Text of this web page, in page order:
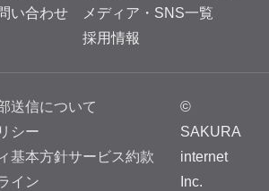
い合わせ
メディア・SNS一覧
採用情報
送信について
シー
基本方針サービス約款
イン
©
SAKURA
internet
Inc.